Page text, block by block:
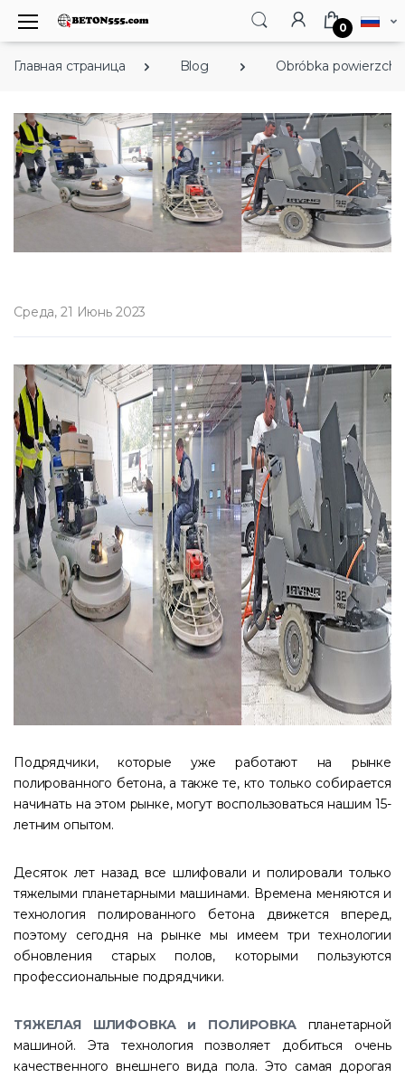
0
Главная страница Blog Obróbka
Среда, 21 Июнь 2023
Подрядчики, которые уже работают на рынке
полированного бетона, а также те, кто только собирается
начинать на этом рынке, могут воспользоваться нашим 15-
летним опытом.
Десяток лет назад все шлифовали и полировали только
тяжелыми планетарными машинами. Времена меняются и
технология полированного бетона движется вперед,
поэтому сегодня на рынке мы имеем три технологии
обновления старых полов, которыми пользуются
профессиональные подрядчики.
ТЯЖЕЛАЯ ШЛИФОВКА и ПОЛИРОВКАпланетарной
машиной. Эта технология позволяет добиться очень
качественного внешнего вида пола. Это самая дорогая